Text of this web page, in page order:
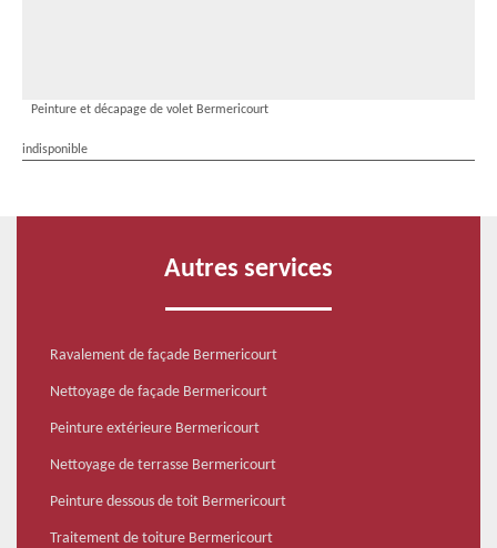
Peinture et décapage de volet Bermericourt
indisponible
Autres services
Ravalement de façade Bermericourt
Nettoyage de façade Bermericourt
Peinture extérieure Bermericourt
Nettoyage de terrasse Bermericourt
Peinture dessous de toit Bermericourt
Traitement de toiture Bermericourt